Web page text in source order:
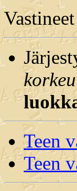
Teen
Teen